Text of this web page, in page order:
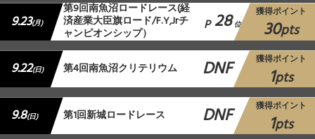
9.23(月)
第9回南魚沼ロードレース(経
済産業大臣旗ロード/F.Y,Jrチ
ャンピオンシップ） P 28 位
獲得ポイント
30pts
9.22(日) 第4回南魚沼クリテリウム DNF 獲得ポイント
1pts
9.8(日) 第1回新城ロードレース DNF 獲得ポイント
1pts